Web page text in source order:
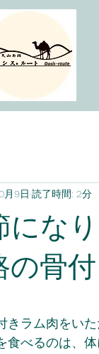
な
骨
月9日 読了時間: 2分
ラム肉をい
べるのは、